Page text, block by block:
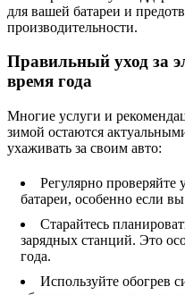
для вашей батареи и
производительности.
Правильный уход за
время года
Многие услуги и
зимой остаются
ухаживать за своим авто:
Регулярно проверяйте
батареи, особенно если
Старайтесь
зарядных станций. Это
года.
Используйте обогрев